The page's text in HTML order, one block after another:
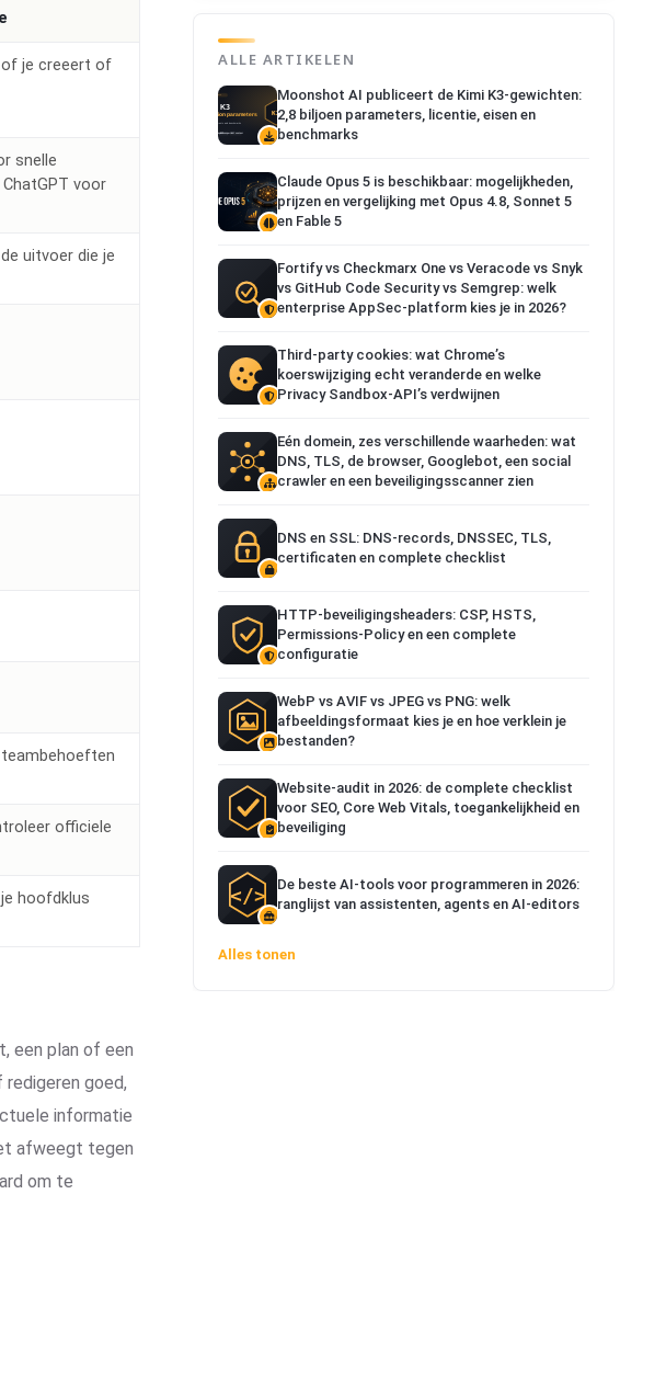
je creeert of
snelle
voor
uitvoer die je
officiele
hoofdklus
een plan of een
goed,
informatie
afweegt tegen
om te
ALLE ARTIKELEN
Moonshot AI publiceert de Kimi K3-gewichten:
2,8 biljoen parameters, licentie, eisen en
benchmarks
Claude Opus 5 is beschikbaar: mogelijkheden,
prijzen en vergelijking met Opus 4.8, Sonnet 5
en Fable 5
Fortify vs Checkmarx One vs Veracode vs Snyk
vs GitHub Code Security vs Semgrep: welk
enterprise AppSec-platform kies je in 2026?
Third-party cookies: wat Chrome’s
koerswijziging echt veranderde en welke
Privacy Sandbox-API’s verdwijnen
Eén domein, zes verschillende waarheden: wat
DNS, TLS, de browser, Googlebot, een social
crawler en een beveiligingsscanner zien
DNS en SSL: DNS-records, DNSSEC, TLS,
certificaten en complete checklist
HTTP-beveiligingsheaders: CSP, HSTS,
Permissions-Policy en een complete
configuratie
WebP vs AVIF vs JPEG vs PNG: welk
afbeeldingsformaat kies je en hoe verklein je
bestanden?
Website-audit in 2026: de complete checklist
voor SEO, Core Web Vitals, toegankelijkheid en
beveiliging
De beste AI-tools voor programmeren in 2026:
ranglijst van assistenten, agents en AI-editors
Alles tonen